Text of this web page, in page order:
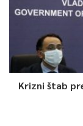
Krizni štab